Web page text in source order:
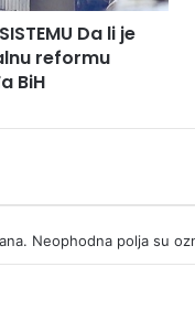
Da li je
reformu
BiH
Neophodna polja su